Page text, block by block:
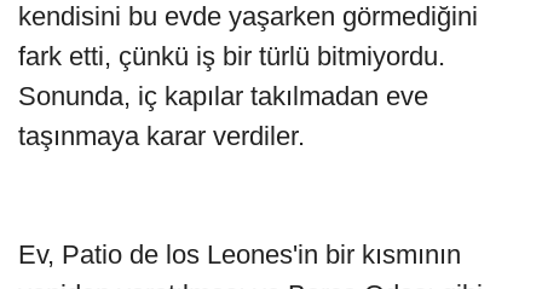
kendisini bu evde yaşarken görmediğini
fark etti, çünkü iş bir türlü bitmiyordu.
Sonunda, iç kapılar takılmadan eve
taşınmaya karar verdiler.
Ev, Patio de los Leones'in bir kısmının